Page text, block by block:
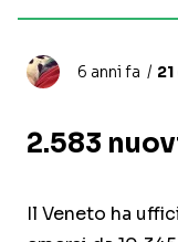
6 anni fa
2.583
Il Veneto ha